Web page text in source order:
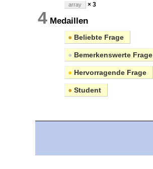
array × 3
4 Medaillen
● Beliebte Frage
● Bemerkenswerte Frage
● Hervorragende Frage
● Student